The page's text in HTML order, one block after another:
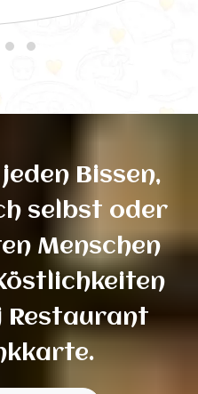
Bissen,
selbst oder
Menschen
Restaurant